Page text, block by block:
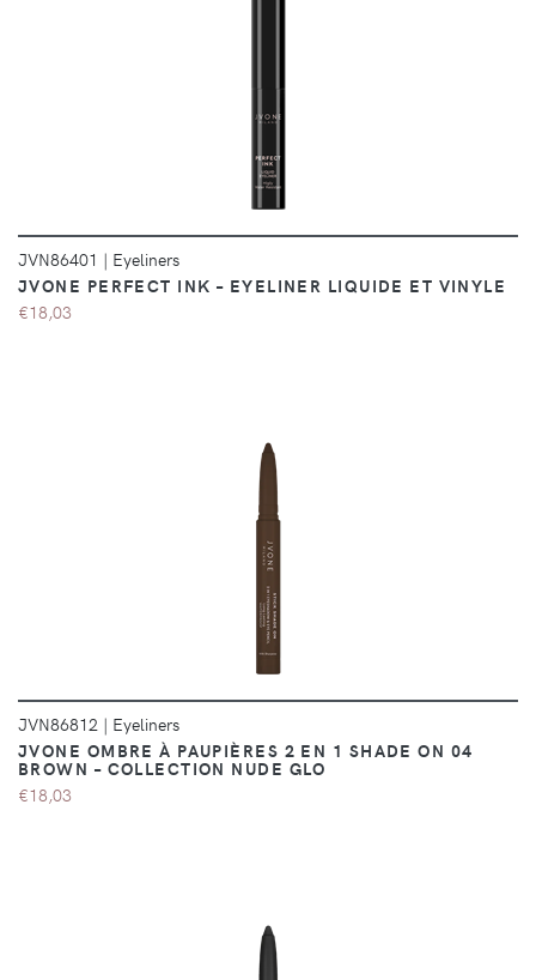
JVN86401 | Eyeliners
JVONE PERFECT INK – EYELINER LIQUIDE ET VINYLE
€18,03
JVN86812 | Eyeliners
JVONE OMBRE À PAUPIÈRES 2 EN 1 SHADE ON 04
BROWN – COLLECTION NUDE GLO
€18,03